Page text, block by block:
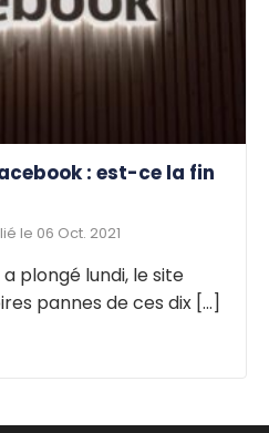
: est-ce la fin
le 06 Oct. 2021
plongé lundi, le site
pannes de ces dix [...]